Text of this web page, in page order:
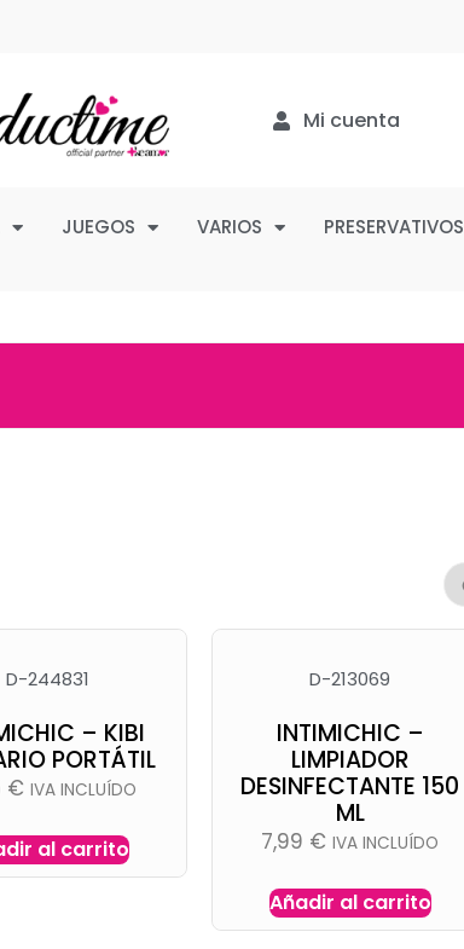
Mi cuenta
JUEGOS VARIOS PRESERVATIVOS
D-244831
– KIBI
PORTÁTIL
€ IVA INCLUÍDO
al carrito
D-213069
INTIMICHIC –
LIMPIADOR
DESINFECTANTE 150
ML
7,99 € IVA INCLUÍDO
Añadir al carrito